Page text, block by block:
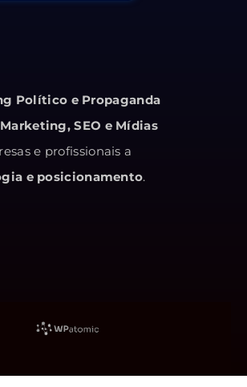
Político e Propaganda
Marketing, SEO e Mídias
e profissionais a
e posicionamento.